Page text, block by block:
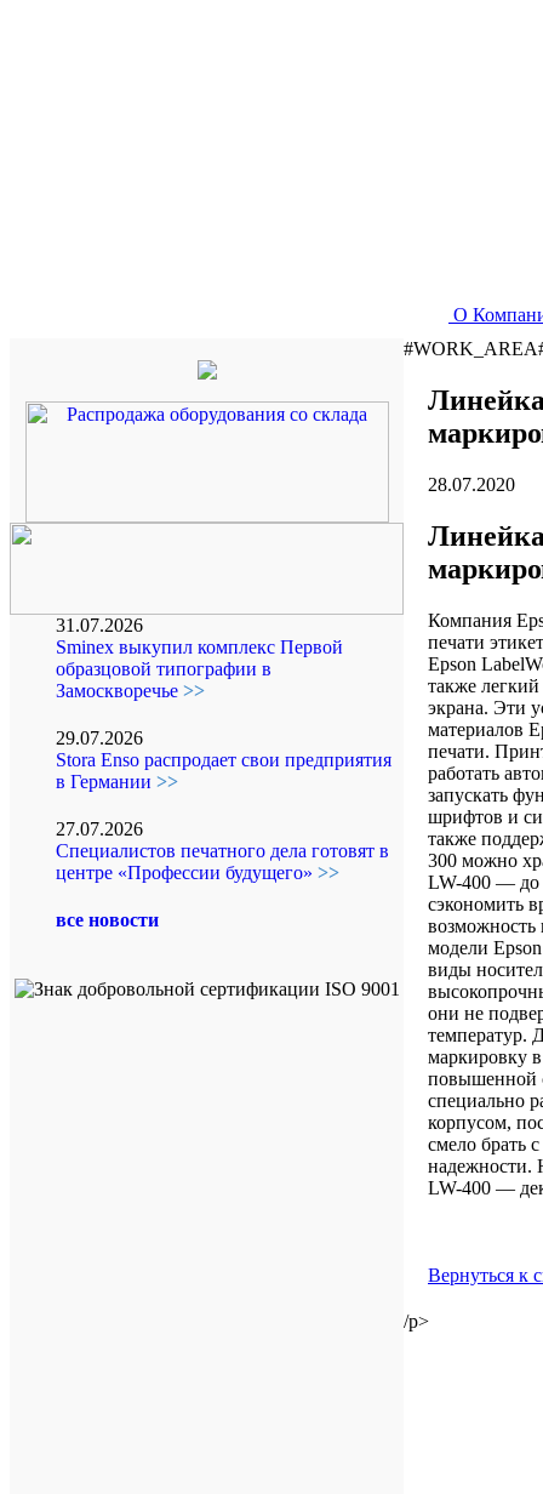
О
31.07.2026
Sminex выкупил комплекс Первой
образцовой типографии в
Замоскворечье >>
29.07.2026
Stora Enso распродает свои предприятия
в Германии >>
27.07.2026
Специалистов печатного дела готовят в
центре «Профессии будущего» >>
все новости
28.07.2020
Компания
печати
Epson
также
экрана. Эти
материалов
печати.
работать
запускать
шрифтов и
также
300 можно
LW-400 — до
сэкономить
модели
виды
они не
температур.
маркировку
повышенной
специально
корпусом,
смело брать
надежности.
LW-400 —
Вернуться к
/p>